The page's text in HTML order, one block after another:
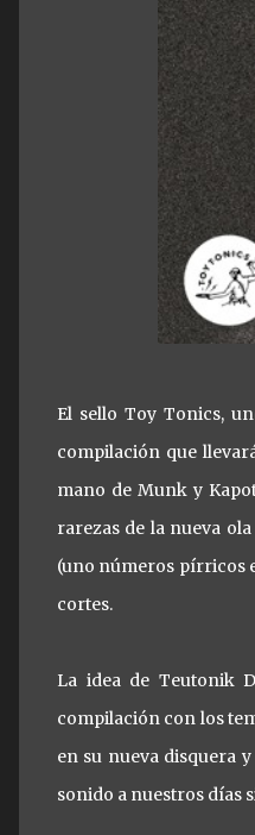
El sello Toy Tonics,
compilación que
mano de Munk y
rarezas de la nueva
(uno números pírricos
cortes.
La idea de Teutonik
compilación con los
en su nueva disquera
sonido a nuestros días